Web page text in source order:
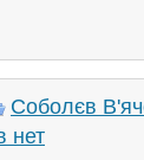
Соболєв
нет